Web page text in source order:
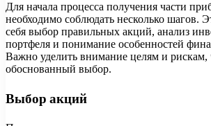
Для начала процесса получения части
необходимо соблюдать несколько шагов.
себя выбор правильных акций, анализ
портфеля и понимание особенностей
Важно уделить внимание целям и рискам,
обоснованный выбор.
Выбор акций